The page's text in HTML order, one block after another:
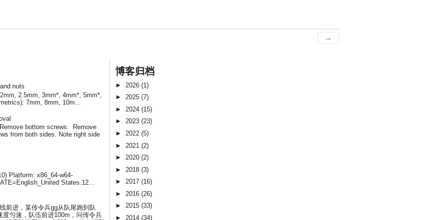
→
nuts
2.5mm, 3mm*, 4mm*, 5mm*,
7mm, 8mm, 10m...
bottom screws. Remove
from both sides. Note right side
Platform: x86_64-w64-
States.12...
前进，某传令兵gg从队尾跑到队
匀速，队伍前进100m，问传令兵
博客归档
► 2026 (1)
► 2025 (7)
► 2024 (15)
► 2023 (23)
► 2022 (5)
► 2021 (2)
► 2020 (2)
► 2018 (3)
► 2017 (16)
► 2016 (26)
► 2015 (33)
► 2014 (34)